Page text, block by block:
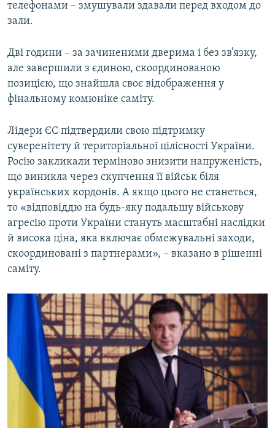
телефонами – змушували здавали перед входом до
зали.
Дві години – за зачиненими дверима і без зв’язку,
але завершили з єдиною, скоординованою
позицією, що знайшла своє відображення у
фінальному комюніке саміту.
Лідери ЄС підтвердили свою підтримку
суверенітету й територіальної цілісності України.
Росію закликали терміново знизити напруженість,
що виникла через скупчення її військ біля
українських кордонів. А якщо цього не станеться,
то «відповіддю на будь-яку подальшу військову
агресію проти України стануть масштабні наслідки
й висока ціна, яка включає обмежувальні заходи,
скоординовані з партнерами», – вказано в рішенні
саміту.